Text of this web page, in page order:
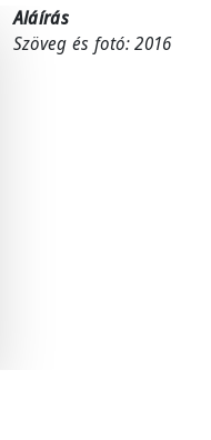
Aláírás
Szöveg és fotó: 2016